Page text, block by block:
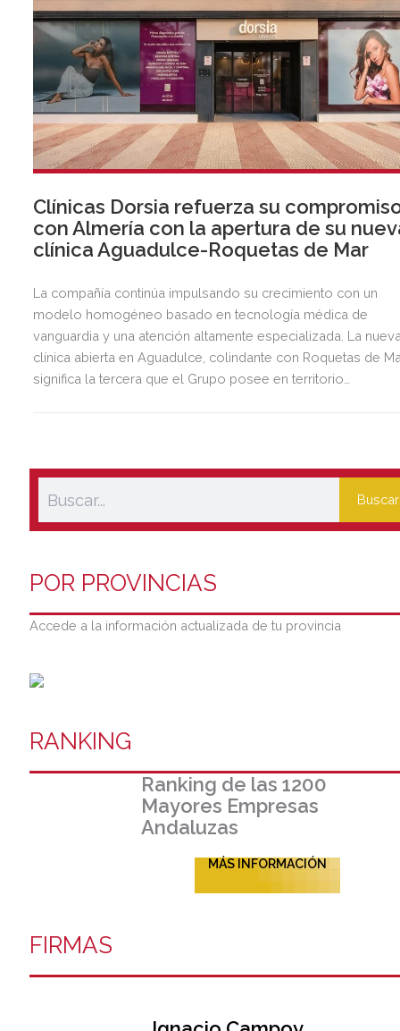
Clínicas Dorsia refuerza su
con Almería con la apertura de su
clínica Aguadulce-Roquetas de Mar
La compañía continúa impulsando su crecimiento con un
modelo homogéneo basado en tecnología médica de
vanguardia y una atención altamente especializada. La
clínica abierta en Aguadulce, colindante con Roquetas de
significa la tercera que el Grupo posee en territorio
Buscar
POR PROVINCIAS
Accede a la información actualizada de tu provincia
RANKING
Ranking de las 1200
Mayores Empresas
Andaluzas
MÁS INFORMACIÓN
FIRMAS